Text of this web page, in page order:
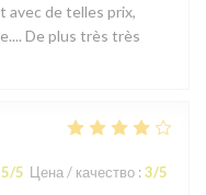
avec de telles prix,
De plus très très
5/5 Цена / качество : 3/5